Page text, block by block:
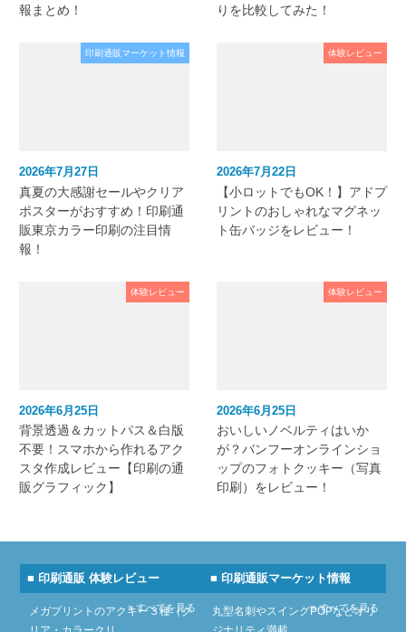
報まとめ！
りを比較してみた！
印刷通販マーケット情報
2026年7月27日
真夏の大感謝セールやクリア
ポスターがおすすめ！印刷通
販東京カラー印刷の注目情
報！
体験レビュー
2026年7月22日
【小ロットでもOK！】アドプ
リントのおしゃれなマグネッ
ト缶バッジをレビュー！
体験レビュー
2026年6月25日
背景透過＆カットパス＆白版
不要！スマホから作れるアク
スタ作成レビュー【印刷の通
販グラフィック】
体験レビュー
2026年6月25日
おいしいノベルティはいか
が？バンフーオンラインショ
ップのフォトクッキー（写真
印刷）をレビュー！
■ 印刷通販 体験レビュー
» すべてを見る
メガプリントのアクキー３種（ク
■ 印刷通販マーケット情報
» すべてを見る
丸型名刺やスイングPOPなどオリ